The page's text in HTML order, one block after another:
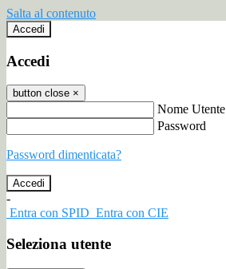
Salta al contenuto
Accedi
Accedi
button close ×
Nome Utente
Password
Password dimenticata?
-
Entra con SPID Entra con CIE
Seleziona utente